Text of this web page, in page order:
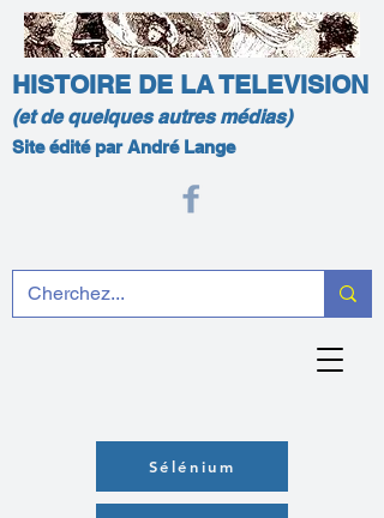
HISTOIRE DE LA TELEVISION
(et de quelques autres médias)
Site édité par André Lange
Sélénium